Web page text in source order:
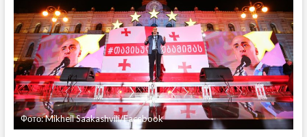
Фото: Mikheil Saakashvili/Facebook